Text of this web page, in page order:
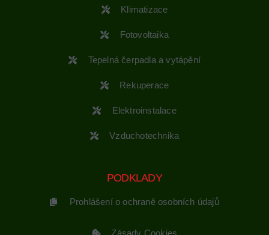
Klimatizace
Fotovoltaika
Tepelná čerpadla a vytápění
Rekuperace
Elektroinstalace
Vzduchotechnika
PODKLADY
Prohlášení o ochraně osobních údajů
Zásady Cookies